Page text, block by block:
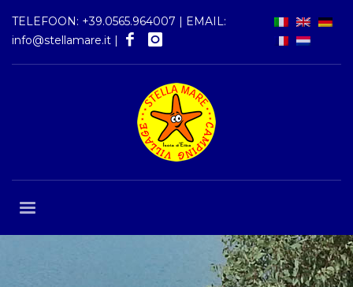
TELEFOON: +39.0565.964007 | EMAIL:
info@stellamare.it |